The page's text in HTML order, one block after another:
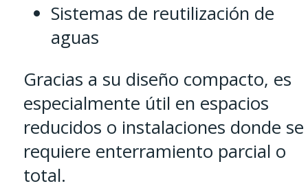
Sistemas de reutilización de
aguas
Gracias a su diseño compacto, es
especialmente útil en espacios
reducidos o instalaciones donde se
requiere enterramiento parcial o
total.